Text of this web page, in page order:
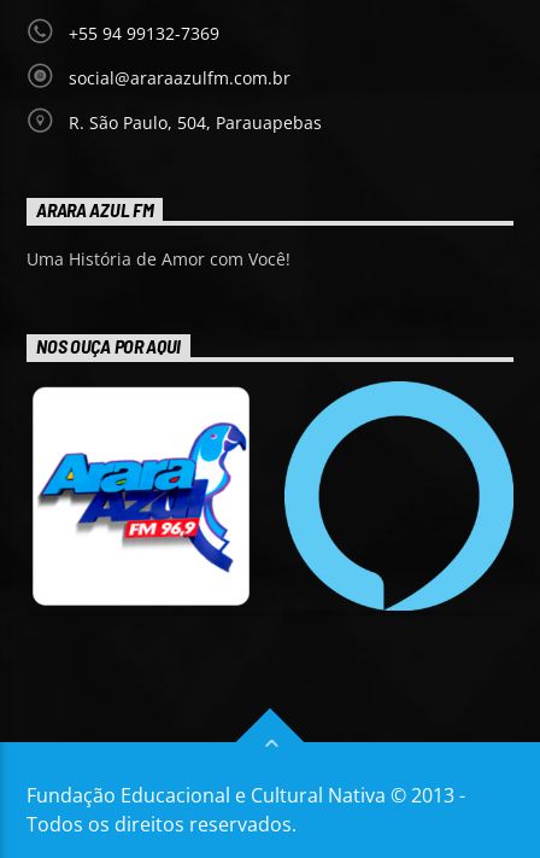
+55 94 99132-7369
social@araraazulfm.com.br
R. São Paulo, 504, Parauapebas
ARARA AZUL FM
Uma História de Amor com Você!
NOS OUÇA POR AQUI
Fundação Educacional e Cultural Nativa © 2013 -
Todos os direitos reservados.